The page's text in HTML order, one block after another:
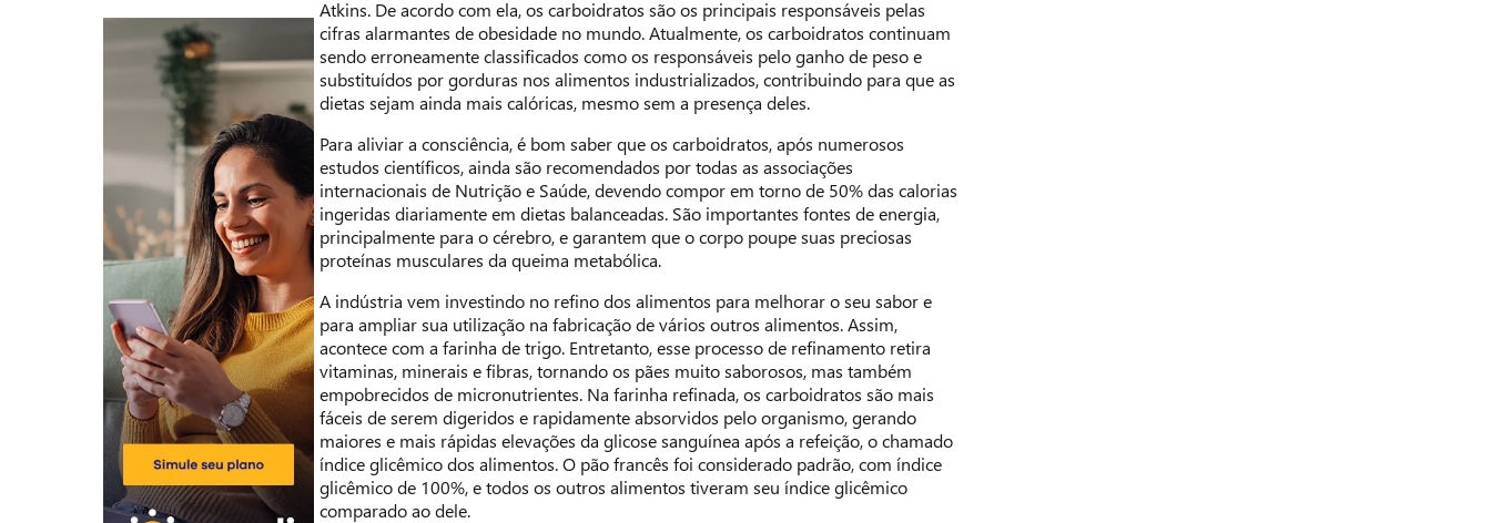
Atkins. De acordo com ela, os carboidratos são os principais responsáveis pelas
cifras alarmantes de obesidade no mundo. Atualmente, os carboidratos continuam
sendo erroneamente classificados como os responsáveis pelo ganho de peso e
substituídos por gorduras nos alimentos industrializados, contribuindo para que as
dietas sejam ainda mais calóricas, mesmo sem a presença deles.
Para aliviar a consciência, é bom saber que os carboidratos, após numerosos
estudos científicos, ainda são recomendados por todas as associações
internacionais de Nutrição e Saúde, devendo compor em torno de 50% das calorias
ingeridas diariamente em dietas balanceadas. São importantes fontes de energia,
principalmente para o cérebro, e garantem que o corpo poupe suas preciosas
proteínas musculares da queima metabólica.
A indústria vem investindo no refino dos alimentos para melhorar o seu sabor e
para ampliar sua utilização na fabricação de vários outros alimentos. Assim,
acontece com a farinha de trigo. Entretanto, esse processo de refinamento retira
vitaminas, minerais e fibras, tornando os pães muito saborosos, mas também
empobrecidos de micronutrientes. Na farinha refinada, os carboidratos são mais
fáceis de serem digeridos e rapidamente absorvidos pelo organismo, gerando
maiores e mais rápidas elevações da glicose sanguínea após a refeição, o chamado
índice glicêmico dos alimentos. O pão francês foi considerado padrão, com índice
glicêmico de 100%, e todos os outros alimentos tiveram seu índice glicêmico
comparado ao dele.